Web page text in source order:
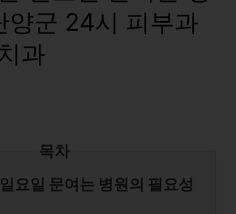
양군 24시 피부과
과
목차
요일 문여는 병원의 필요성